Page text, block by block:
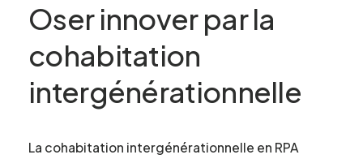
Oser innover par la
cohabitation
intergénérationnelle
La cohabitation intergénérationnelle en RPA